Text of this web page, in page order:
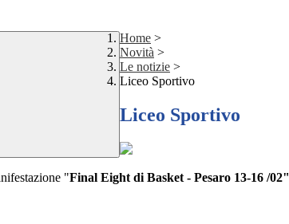
Home >
Novità >
Le notizie >
Liceo Sportivo
Liceo Sportivo
"Final Eight di Basket - Pesaro 13-16 /02"